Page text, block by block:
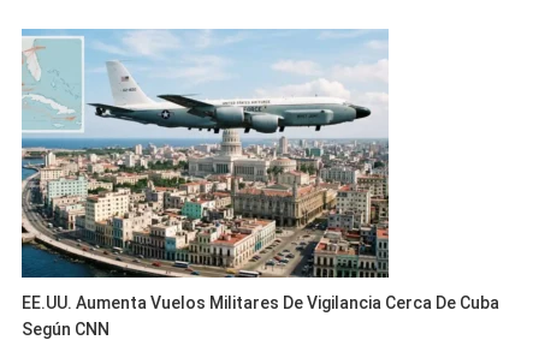
EE.UU. Aumenta Vuelos Militares De Vigilancia Cerca De Cuba
Según CNN